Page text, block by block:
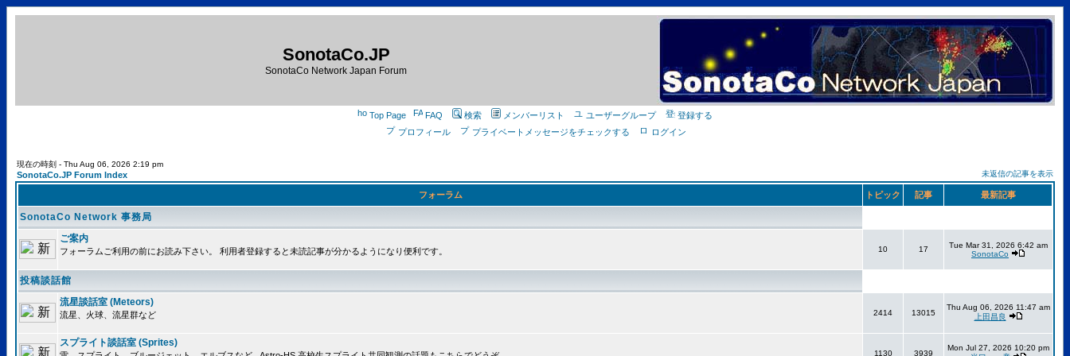
SonotaCo.JP
SonotaCo Network Japan Forum
Top Page FAQ 検索 メンバーリスト ユーザーグループ
登録する
プロフィール
プライベートメッセージをチェックする ログイン
現在の時刻 - Thu Aug 06, 2026 2:19 pm
SonotaCo.JP Forum Index 未返信の記事を表示
フォーラム トピック 記事 最新記事
SonotaCo Network 事務局
ご案内
フォーラムご利用の前にお読み下さい。 利用者登録すると未読記事が分かるようになり便利です。 10 17
Tue Mar 31, 2026 6:42 am
SonotaCo
投稿談話館
流星談話室 (Meteors)
流星、火球、流星群など 2414 13015
Thu Aug 06, 2026 11:47 am
上田昌良
スプライト談話室 (Sprites)
1130 3939
Mon Jul 27, 2026 10:20 pm